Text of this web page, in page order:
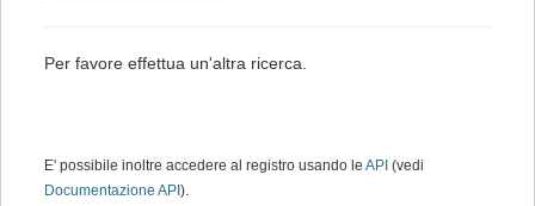
Per favore effettua un'altra ricerca.
E' possibile inoltre accedere al registro usando le API (vedi
Documentazione API ).